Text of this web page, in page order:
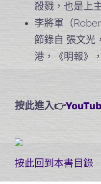
殺戮，也是上
李將軍（
節錄自 張文光
港，《明報》
按此進入👉
按此回到本書目錄